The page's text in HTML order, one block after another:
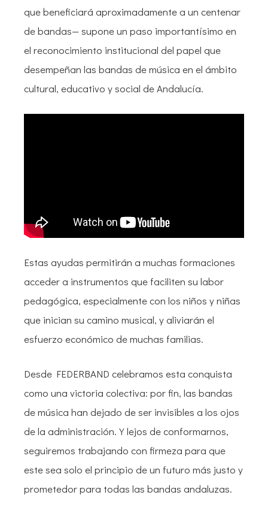
que beneficiará aproximadamente a un centenar
de bandas— supone un paso importantísimo en
el reconocimiento institucional del papel que
desempeñan las bandas de música en el ámbito
cultural, educativo y social de Andalucía.
Estas ayudas permitirán a muchas formaciones
acceder a instrumentos que faciliten su labor
pedagógica, especialmente con los niños y niñas
que inician su camino musical, y aliviarán el
esfuerzo económico de muchas familias.
Desde FEDERBAND celebramos esta conquista
como una victoria colectiva: por fin, las bandas
de música han dejado de ser invisibles a los ojos
de la administración. Y lejos de conformarnos,
seguiremos trabajando con firmeza para que
este sea solo el principio de un futuro más justo y
prometedor para todas las bandas andaluzas.